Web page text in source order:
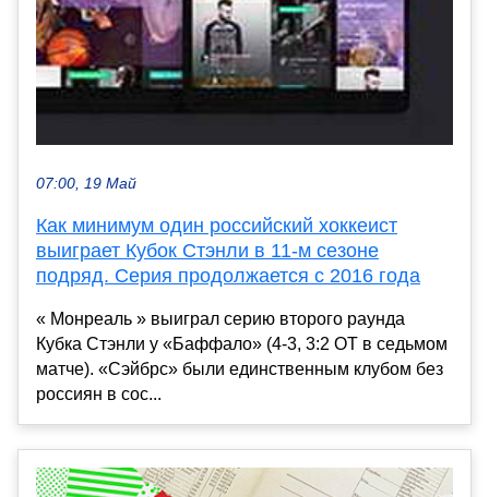
07:00, 19 Май
Как минимум один российский хоккеист
выиграет Кубок Стэнли в 11-м сезоне
подряд. Серия продолжается с 2016 года
« Монреаль » выиграл серию второго раунда
Кубка Стэнли у «Баффало» (4-3, 3:2 ОТ в седьмом
матче). «Сэйбрс» были единственным клубом без
россиян в сос...